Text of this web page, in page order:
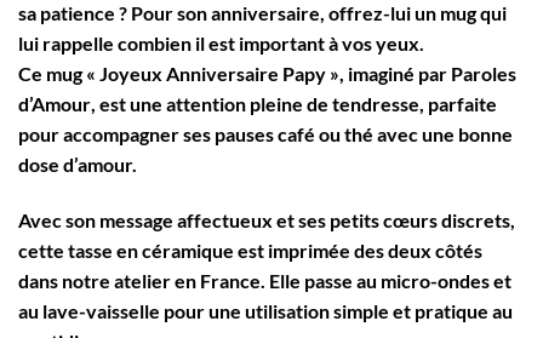
sa patience ? Pour son anniversaire, offrez-lui un mug qui
lui rappelle combien il est important à vos yeux.
Ce mug« Joyeux Anniversaire Papy », imaginé par Paroles
d’Amour, est une attention pleine de tendresse, parfaite
pour accompagner ses pauses café ou thé avec une bonne
dose d’amour.
Avec son message affectueux et ses petits cœurs discrets,
cette tasse en céramique est imprimée des deux côtés
dans notre atelier en France. Elle passe au micro-ondes et
au lave-vaisselle pour une utilisation simple et pratique au